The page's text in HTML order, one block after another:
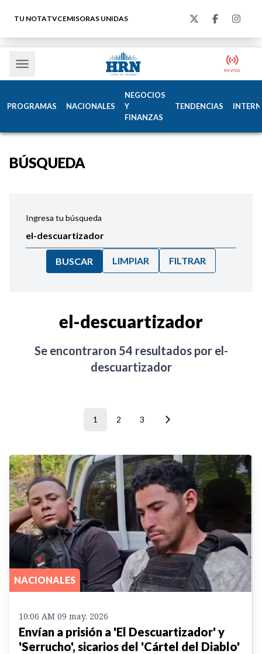
TU NOTATVCEMISORAS UNIDAS
PROGRAMAS NACIONALES
NEGOCIOS
Y
FINANZAS
TENDENCIAS
BÚSQUEDA
Ingresa tu búsqueda
BUSCAR LIMPIAR FILTRAR
el-descuartizador
Se encontraron 54 resultados por el-
descuartizador
1 2 3
NACIONALES
10:06 AM 09 may. 2026
Envían a prisión a 'El Descuartizador' y
'Serrucho', sicarios del 'Cártel del Diablo'